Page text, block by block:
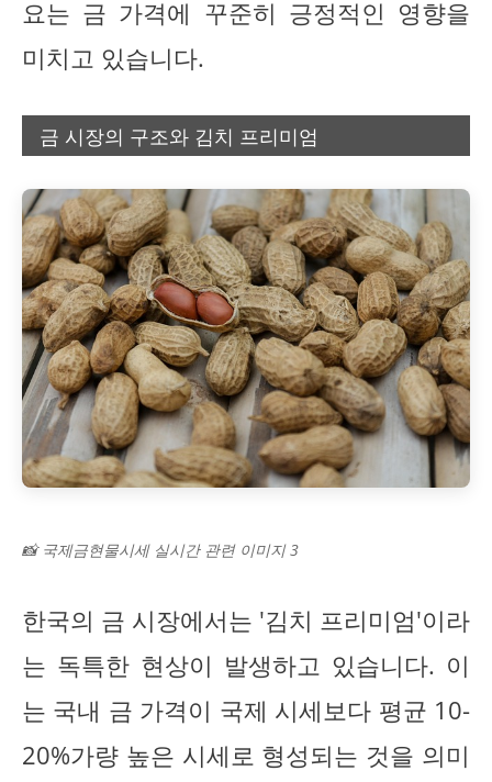
요는 금 가격에 꾸준히 긍정적인 영향을
미치고 있습니다.
금 시장의 구조와 김치 프리미엄
📸 국제금현물시세 실시간 관련 이미지 3
한국의 금 시장에서는 '김치 프리미엄'이라
는 독특한 현상이 발생하고 있습니다. 이
는 국내 금 가격이 국제 시세보다 평균 10-
20%가량 높은 시세로 형성되는 것을 의미